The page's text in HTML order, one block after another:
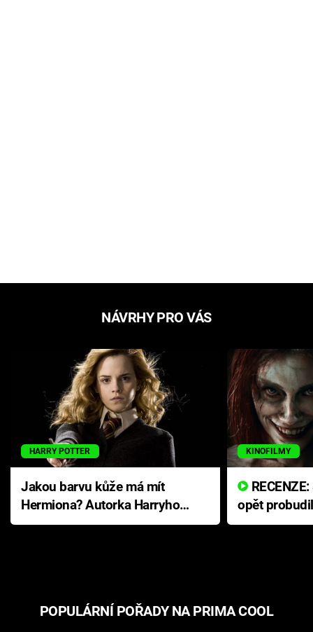
NÁVRHY PRO VÁS
HARRY POTTER
Jakou barvu kůže má mít
Hermiona? Autorka Harryho
Pottera přišla s ráznou
KINOFILMY
opět
přichází s
POPULÁRNÍ POŘADY NA PRIMA COOL